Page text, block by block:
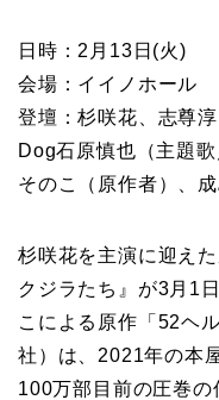
日時：2月13日(火)
会場：イイノホール
登壇：杉咲花、志尊
Dog石原慎也（主題
そのこ（原作者）、
杉咲花を主演に迎え
クジラたち』が3月1
こによる原作「52ヘ
社）は、2021年の本
100万部目前の圧巻